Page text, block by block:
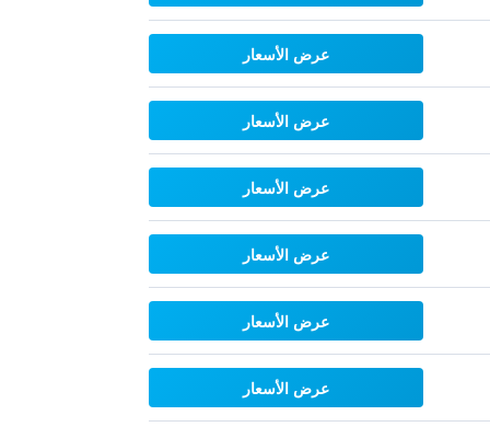
عرض الأسعار
عرض الأسعار
عرض الأسعار
عرض الأسعار
عرض الأسعار
عرض الأسعار